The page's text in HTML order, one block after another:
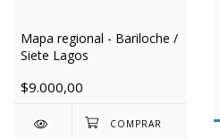
Mapa regional - Bariloche /
Siete Lagos
$9.000,00